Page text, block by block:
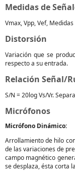
Medidas de
Vmax, Vpp, Vef,
Distorsión
Variación que se
respecto a su entrada.
Relación Señal/
S/N = 20log Vs/Vr.
Micrófonos
Micrófono Dinámico:
Arrollamiento de hilo
de las variaciones de
campo magnético
se desplaza, ésta corta